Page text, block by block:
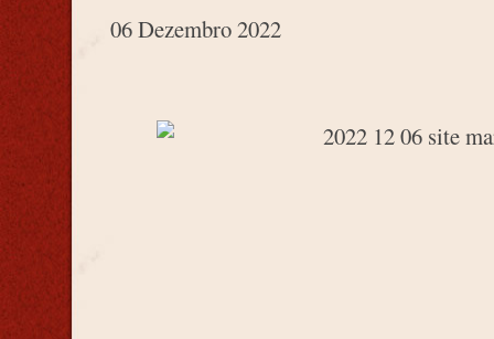
06 Dezembro 2022